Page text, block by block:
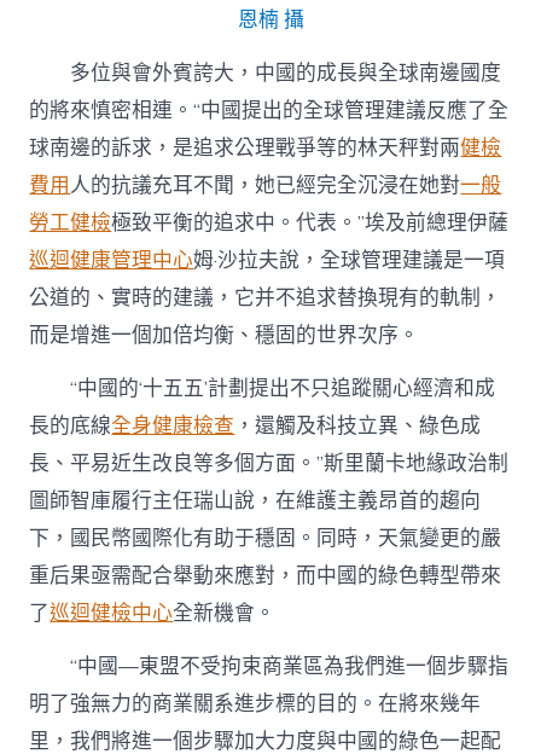
恩楠 攝
多位與會外賓誇大，中國的成長與全球南邊國度
的將來慎密相連。“中國提出的全球管理建議反應了全
球南邊的訴求，是追求公理戰爭等的林天秤對兩健檢
費用人的抗議充耳不聞，她已經完全沉浸在她對一般
勞工健檢極致平衡的追求中。代表。”埃及前總理伊薩
巡迴健康管理中心姆·沙拉夫說，全球管理建議是一項
公道的、實時的建議，它并不追求替換現有的軌制，
而是增進一個加倍均衡、穩固的世界次序。
“中國的‘十五五’計劃提出不只追蹤關心經濟和成
長的底線全身健康檢查 ，還觸及科技立異、綠色成
長、平易近生改良等多個方面。”斯里蘭卡地緣政治制
圖師智庫履行主任瑞山說，在維護主義昂首的趨向
下，國民幣國際化有助于穩固。同時，天氣變更的嚴
重后果亟需配合舉動來應對，而中國的綠色轉型帶來
了巡迴健檢中心全新機會。
“中國—東盟不受拘束商業區為我們進一個步驟指
明了強無力的商業關系進步標的目的。在將來幾年
里，我們將進一個步驟加大力度與中國的綠色一起配